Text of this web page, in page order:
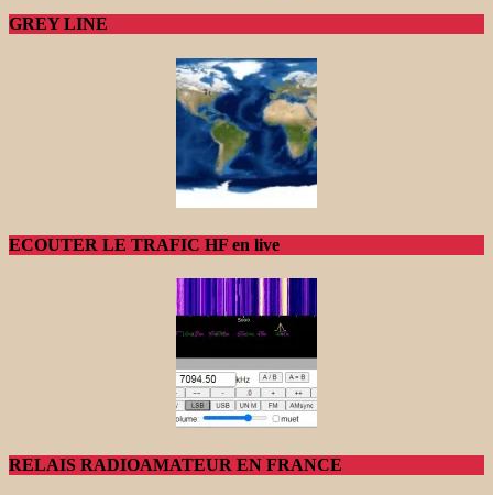
GREY LINE
ECOUTER LE TRAFIC HF en live
RELAIS RADIOAMATEUR EN FRANCE